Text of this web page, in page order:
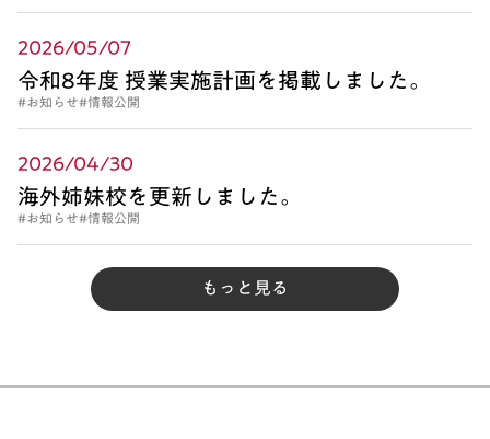
2026/05/07
令和8年度 授業実施計画を掲載しました。
#お知らせ#情報公開
2026/04/30
海外姉妹校を更新しました。
#お知らせ#情報公開
もっと見る